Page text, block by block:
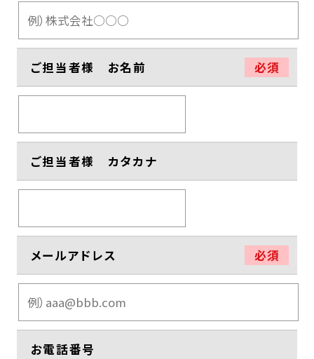
ご担当者様 お名前 必須
ご担当者様 カタカナ
メールアドレス 必須
お電話番号